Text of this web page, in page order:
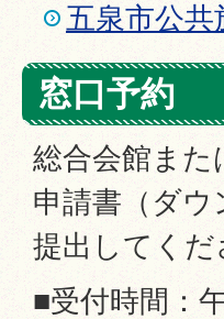
五泉市公
窓口予約
総合会館ま
申請書（ダ
提出してくだ
■受付時間：